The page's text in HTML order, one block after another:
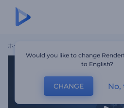
ホーム
Would you like to change
to English?
CHANGE No,